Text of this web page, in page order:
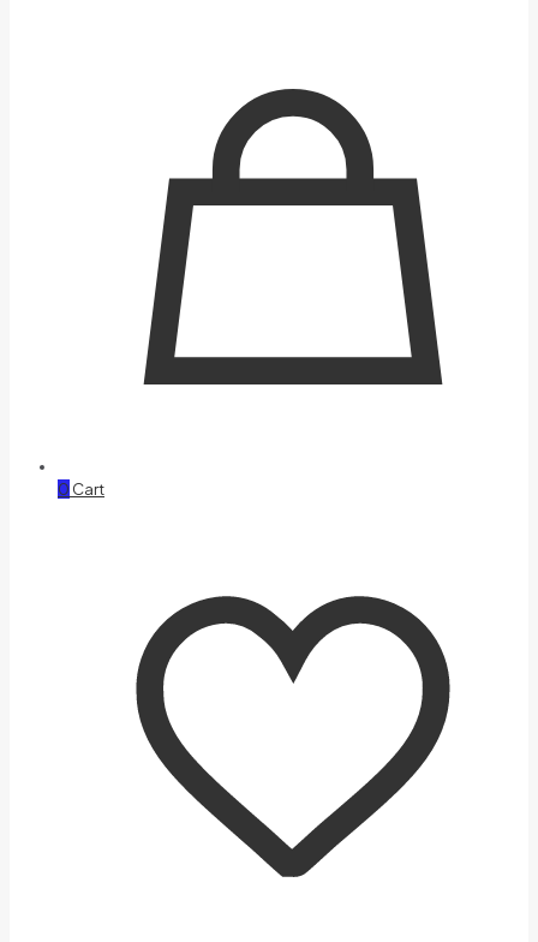
0 Cart